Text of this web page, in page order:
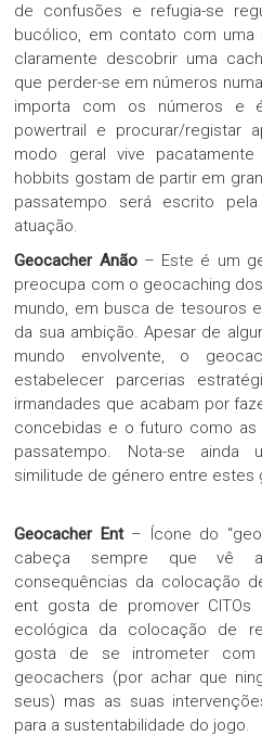
de confusões e refugia-se
bucólico, em contato com uma
claramente descobrir uma
que perder-se em números
importa com os números e
powertrail e procurar/registar
modo geral vive
hobbits gostam de partir em
passatempo será escrito
atuação.
Geocacher Anão– Este é um
preocupa com o geocaching
mundo, em busca de tesouros
da sua ambição. Apesar de
mundo envolvente, o
estabelecer parcerias
irmandades que acabam por
concebidas e o futuro como as
passatempo. Nota-se ainda
similitude de género entre estes
Geocacher Ent– Ícone do
cabeça sempre que vê
consequências da colocação
ent gosta de promover CITOs
ecológica da colocação de
gosta de se intrometer
geocachers (por achar que
seus) mas as suas
para a sustentabilidade do jogo.